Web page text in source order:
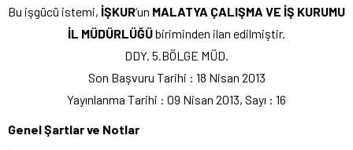
Bu işgücü istemi, İŞKUR‘un MALATYA ÇALIŞMA VE İŞ KURUMU
İL MÜDÜRLÜĞÜbiriminden ilan edilmiştir.
DDY. 5.BÖLGE MÜD.
Son Başvuru Tarihi : 18 Nisan 2013
Yayınlanma Tarihi : 09 Nisan 2013, Sayı : 16
Genel Şartlar ve Notlar